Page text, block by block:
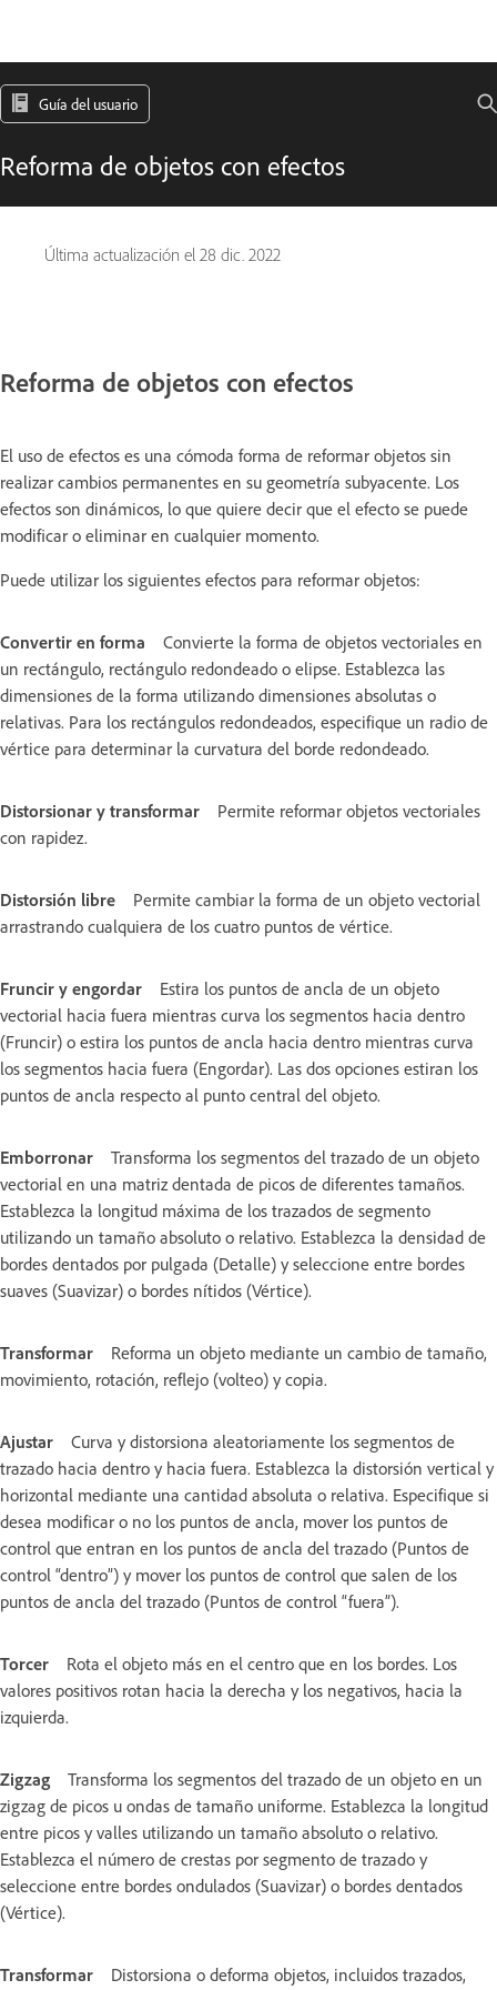
Guía del usuario
Reforma de objetos con efectos
Última actualización el 28 dic. 2022
Reforma de objetos con efectos
El uso de efectos es una cómoda forma de reformar objetos sin
realizar cambios permanentes en su geometría subyacente. Los
efectos son dinámicos, lo que quiere decir que el efecto se puede
modificar o eliminar en cualquier momento.
Puede utilizar los siguientes efectos para reformar objetos:
Convertir en forma
Convierte la forma de objetos vectoriales en
un rectángulo, rectángulo redondeado o elipse. Establezca las
dimensiones de la forma utilizando dimensiones absolutas o
relativas. Para los rectángulos redondeados, especifique un radio de
vértice para determinar la curvatura del borde redondeado.
Distorsionar y transformar
Permite reformar objetos vectoriales
con rapidez.
Distorsión libre
Permite cambiar la forma de un objeto vectorial
arrastrando cualquiera de los cuatro puntos de vértice.
Fruncir y engordar
Estira los puntos de ancla de un objeto
vectorial hacia fuera mientras curva los segmentos hacia dentro
(Fruncir) o estira los puntos de ancla hacia dentro mientras curva
los segmentos hacia fuera (Engordar). Las dos opciones estiran los
puntos de ancla respecto al punto central del objeto.
Emborronar
Transforma los segmentos del trazado de un objeto
vectorial en una matriz dentada de picos de diferentes tamaños.
Establezca la longitud máxima de los trazados de segmento
utilizando un tamaño absoluto o relativo. Establezca la densidad de
bordes dentados por pulgada (Detalle) y seleccione entre bordes
suaves (Suavizar) o bordes nítidos (Vértice).
Transformar
Reforma un objeto mediante un cambio de tamaño,
movimiento, rotación, reflejo (volteo) y copia.
Ajustar
Curva y distorsiona aleatoriamente los segmentos de
trazado hacia dentro y hacia fuera. Establezca la distorsión vertical y
horizontal mediante una cantidad absoluta o relativa. Especifique si
desea modificar o no los puntos de ancla, mover los puntos de
control que entran en los puntos de ancla del trazado (Puntos de
control “dentro”) y mover los puntos de control que salen de los
puntos de ancla del trazado (Puntos de control “fuera”).
Torcer
Rota el objeto más en el centro que en los bordes. Los
valores positivos rotan hacia la derecha y los negativos, hacia la
izquierda.
Zigzag
Transforma los segmentos del trazado de un objeto en un
zigzag de picos u ondas de tamaño uniforme. Establezca la longitud
entre picos y valles utilizando un tamaño absoluto o relativo.
Establezca el número de crestas por segmento de trazado y
seleccione entre bordes ondulados (Suavizar) o bordes dentados
(Vértice).
Transformar
Distorsiona o deforma objetos, incluidos trazados,